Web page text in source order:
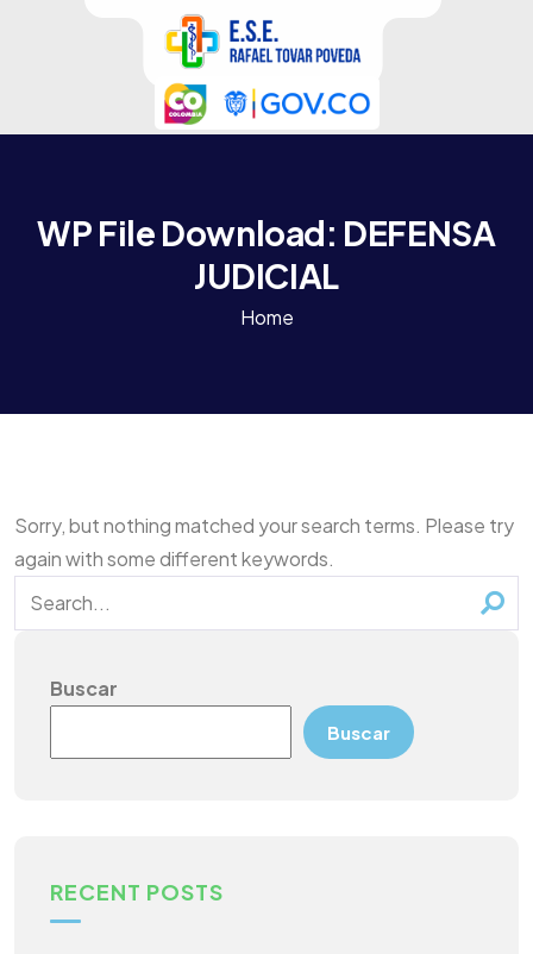
WP File Download: DEFENSA
JUDICIAL
Home
Sorry, but nothing matched your search terms. Please try
again with some different keywords.
Buscar
Buscar
RECENT POSTS